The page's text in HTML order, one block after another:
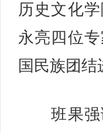
历史文化
永亮四位
国民族团
班果强